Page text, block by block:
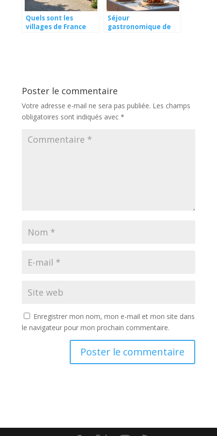
Quels sont les
villages de France
Séjour
gastronomique de
Poster le commentaire
Votre adresse e-mail ne sera pas publiée. Les champs
obligatoires sont indiqués avec *
Enregistrer mon nom, mon e-mail et mon site dans
le navigateur pour mon prochain commentaire.